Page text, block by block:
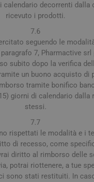
calendario decorrenti dalla
ricevuto i prodotti.
7.6
seguendo le
7, Pharmactive srl
subito dopo la verifica
un buono acquisto di
tramite bonifico
giorni di calendario dalla
stessi.
7.7
rispettati le modalità e i
di recesso, come
diritto al rimborso delle
potrai riottenere, a tue
sono stati restituiti. In